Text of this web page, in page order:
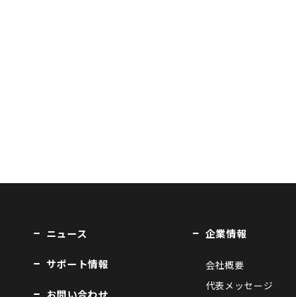
ニュース
サポート情報
お問い合わせ
企業情報
会社概要
代表メッセージ